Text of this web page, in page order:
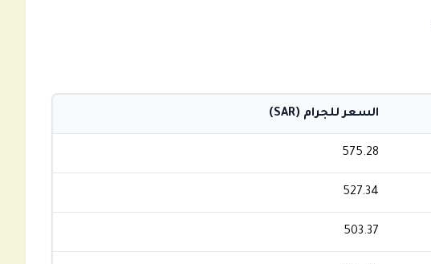
السعر للجرام (SAR)
575.28
527.34
503.37